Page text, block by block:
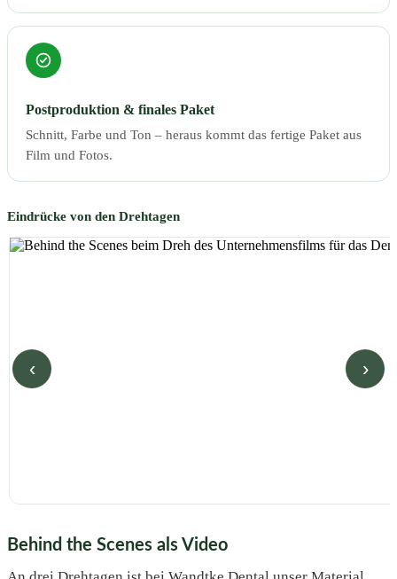
Postproduktion & finales Paket
Schnitt, Farbe und Ton – heraus kommt das fertige Paket aus
Film und Fotos.
Eindrücke von den Drehtagen
‹ ›
Behind the Scenes als Video